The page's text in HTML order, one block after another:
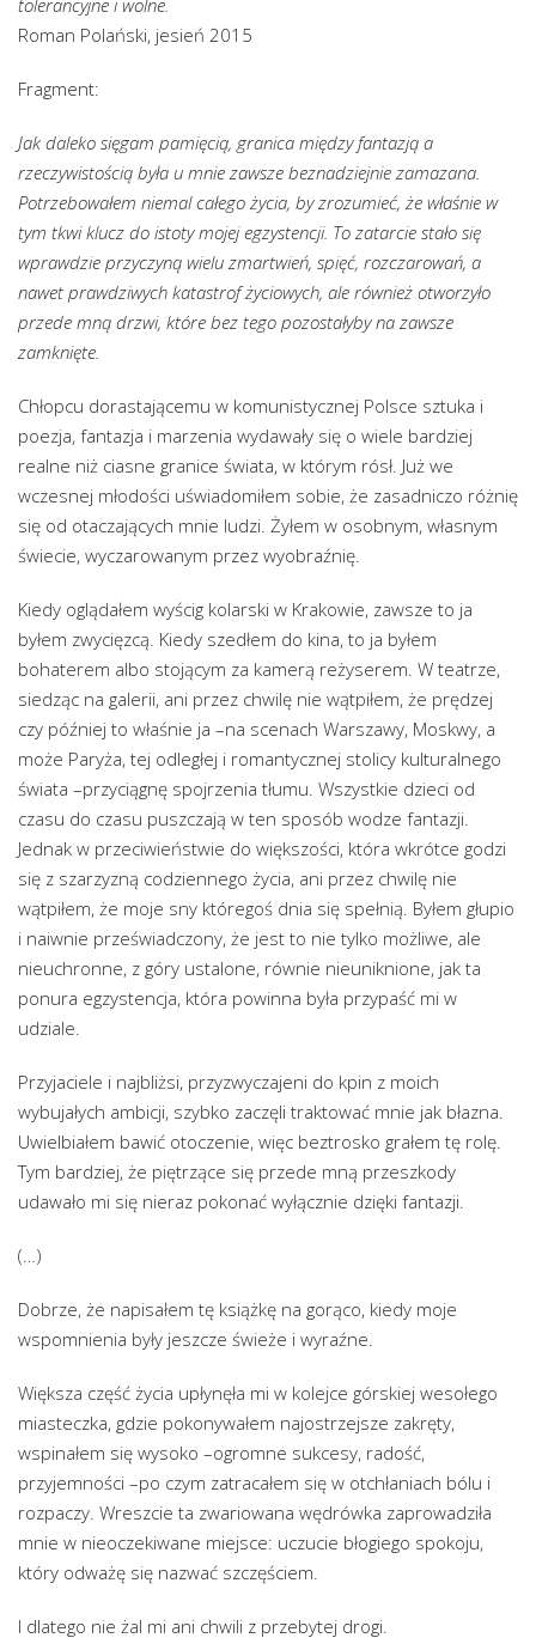
Roman Polański, jesień 2015
Fragment:
Jak daleko sięgam pamięcią, granica między fantazją a
rzeczywistością była u mnie zawsze beznadziejnie zamazana.
Potrzebowałem niemal całego życia, by zrozumieć, że właśnie w
tym tkwi klucz do istoty mojej egzystencji. To zatarcie stało się
wprawdzie przyczyną wielu zmartwień, spięć, rozczarowań, a
nawet prawdziwych katastrof życiowych, ale również otworzyło
przede mną drzwi, które bez tego pozostałyby na zawsze
zamknięte.
Chłopcu dorastającemu w komunistycznej Polsce sztuka i
poezja, fantazja i marzenia wydawały się o wiele bardziej
realne niż ciasne granice świata, w którym rósł. Już we
wczesnej młodości uświadomiłem sobie, że zasadniczo różnię
się od otaczających mnie ludzi. Żyłem w osobnym, własnym
świecie, wyczarowanym przez wyobraźnię.
Kiedy oglądałem wyścig kolarski w Krakowie, zawsze to ja
byłem zwycięzcą. Kiedy szedłem do kina, to ja byłem
bohaterem albo stojącym za kamerą reżyserem. W teatrze,
siedząc na galerii, ani przez chwilę nie wątpiłem, że prędzej
czy później to właśnie ja –na scenach Warszawy, Moskwy, a
może Paryża, tej odległej i romantycznej stolicy kulturalnego
świata –przyciągnę spojrzenia tłumu. Wszystkie dzieci od
czasu do czasu puszczają w ten sposób wodze fantazji.
Jednak w przeciwieństwie do większości, która wkrótce godzi
się z szarzyzną codziennego życia, ani przez chwilę nie
wątpiłem, że moje sny któregoś dnia się spełnią. Byłem głupio
i naiwnie przeświadczony, że jest to nie tylko możliwe, ale
nieuchronne, z góry ustalone, równie nieuniknione, jak ta
ponura egzystencja, która powinna była przypaść mi w
udziale.
Przyjaciele i najbliżsi, przyzwyczajeni do kpin z moich
wybujałych ambicji, szybko zaczęli traktować mnie jak błazna.
Uwielbiałem bawić otoczenie, więc beztrosko grałem tę rolę.
Tym bardziej, że piętrzące się przede mną przeszkody
udawało mi się nieraz pokonać wyłącznie dzięki fantazji.
(…)
Dobrze, że napisałem tę książkę na gorąco, kiedy moje
wspomnienia były jeszcze świeże i wyraźne.
Większa część życia upłynęła mi w kolejce górskiej wesołego
miasteczka, gdzie pokonywałem najostrzejsze zakręty,
wspinałem się wysoko –ogromne sukcesy, radość,
przyjemności –po czym zatracałem się w otchłaniach bólu i
rozpaczy. Wreszcie ta zwariowana wędrówka zaprowadziła
mnie w nieoczekiwane miejsce: uczucie błogiego spokoju,
który odważę się nazwać szczęściem.
I dlatego nie żal mi ani chwili z przebytej drogi.